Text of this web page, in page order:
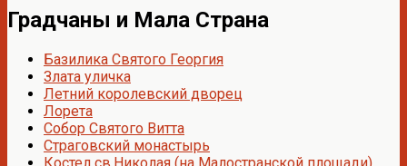
Градчаны и Мала Страна
Базилика Святого Георгия
Злата уличка
Летний королевский дворец
Лорета
Собор Святого Витта
Страговский монастырь
Костел св.Николая (на Малостранской площади)